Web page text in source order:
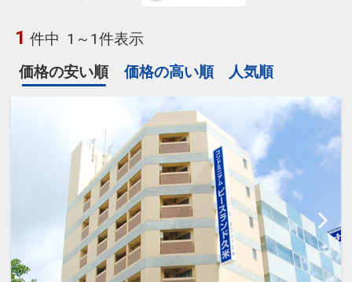
1 件中 1～1件表示
価格の安い順
価格の高い順 人気順